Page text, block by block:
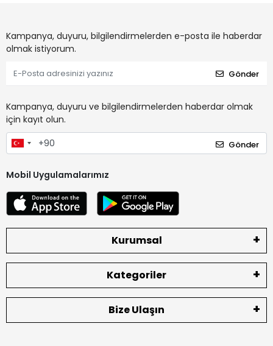
Kampanya, duyuru, bilgilendirmelerden e-posta ile haberdar
olmak istiyorum.
Gönder
Kampanya, duyuru ve bilgilendirmelerden haberdar olmak
için kayıt olun.
Gönder
Mobil Uygulamalarımız
Kurumsal
Kategoriler
Bize Ulaşın